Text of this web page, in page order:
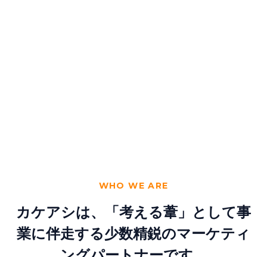
WHO WE ARE
カケアシは、「考える葦」として事
業に伴走する少数精鋭のマーケティ